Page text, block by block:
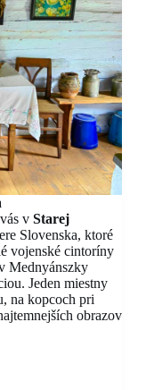
v Starej
Slovenska, ktoré
vojenské cintoríny
Mednyánszky
Jeden miestny
na kopcoch pri
obrazov